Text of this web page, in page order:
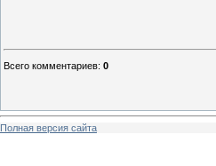
Всего комментариев: 0
Полная версия сайта